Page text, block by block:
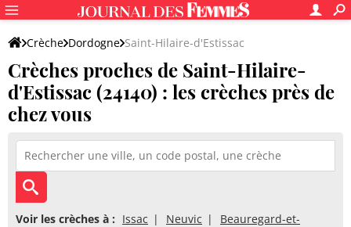
Crèche Dordogne Saint-Hilaire-d'Estissac
Crèches proches de Saint-Hilaire-
d'Estissac (24140) : les crèches près de
chez vous
Voir les crèches à : Issac Neuvic
Beauregard-et-